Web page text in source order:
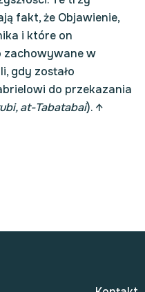
fakt, że Objawienie,
i które on
zachowywane w
gdy zostało
do przekazania
at-Tabatabai). ↑